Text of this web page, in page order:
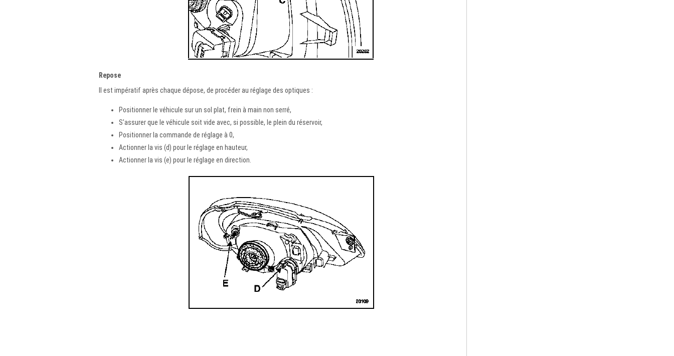
Repose
Il est impératif après chaque dépose, de procéder au réglage des optiques :
Positionner le véhicule sur un sol plat, frein à main non serré,
S'assurer que le véhicule soit vide avec, si possible, le plein du réservoir,
Positionner la commande de réglage à 0,
Actionner la vis (d) pour le réglage en hauteur,
Actionner la vis (e) pour le réglage en direction.